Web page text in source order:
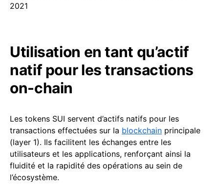
2021
Utilisation en tant qu’actif
natif pour les transactions
on-chain
Les tokens SUI servent d’actifs natifs pour les
transactions effectuées sur la blockchain principale
(layer 1). Ils facilitent les échanges entre les
utilisateurs et les applications, renforçant ainsi la
fluidité et la rapidité des opérations au sein de
l’écosystème.